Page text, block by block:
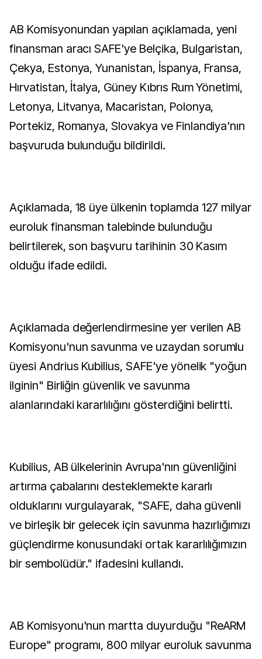
AB Komisyonundan yapılan açıklamada, yeni
finansman aracı SAFE'ye Belçika, Bulgaristan,
Çekya, Estonya, Yunanistan, İspanya, Fransa,
Hırvatistan, İtalya, Güney Kıbrıs Rum Yönetimi,
Letonya, Litvanya, Macaristan, Polonya,
Portekiz, Romanya, Slovakya ve Finlandiya'nın
başvuruda bulunduğu bildirildi.
Açıklamada, 18 üye ülkenin toplamda 127 milyar
euroluk finansman talebinde bulunduğu
belirtilerek, son başvuru tarihinin 30 Kasım
olduğu ifade edildi.
Açıklamada değerlendirmesine yer verilen AB
Komisyonu'nun savunma ve uzaydan sorumlu
üyesi Andrius Kubilius, SAFE'ye yönelik "yoğun
ilginin" Birliğin güvenlik ve savunma
alanlarındaki kararlılığını gösterdiğini belirtti.
Kubilius, AB ülkelerinin Avrupa'nın güvenliğini
artırma çabalarını desteklemekte kararlı
olduklarını vurgulayarak, "SAFE, daha güvenli
ve birleşik bir gelecek için savunma hazırlığımızı
güçlendirme konusundaki ortak kararlılığımızın
bir sembolüdür." ifadesini kullandı.
AB Komisyonu'nun martta duyurduğu "ReARM
Europe" programı, 800 milyar euroluk savunma